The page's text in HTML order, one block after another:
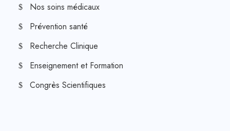
Nos soins médicaux
Prévention santé
Recherche Clinique
Enseignement et Formation
Congrès Scientifiques